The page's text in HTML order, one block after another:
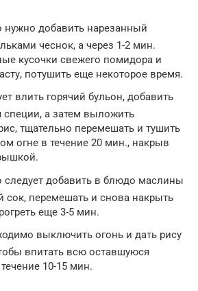
нужно добавить нарезанный
чеснок, а через 1-2 мин.
кусочки свежего помидора и
потушить еще некоторое время.
влить горячий бульон, добавить
специи, а затем выложить
тщательно перемешать и тушить
огне в течение 20 мин., накрыв
следует добавить в блюдо маслины
перемешать и снова накрыть
еще 3-5 мин.
выключить огонь и дать рису
впитать всю оставшуюся
10-15 мин.